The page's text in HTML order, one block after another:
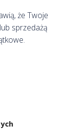
że Twoje
sprzedażą